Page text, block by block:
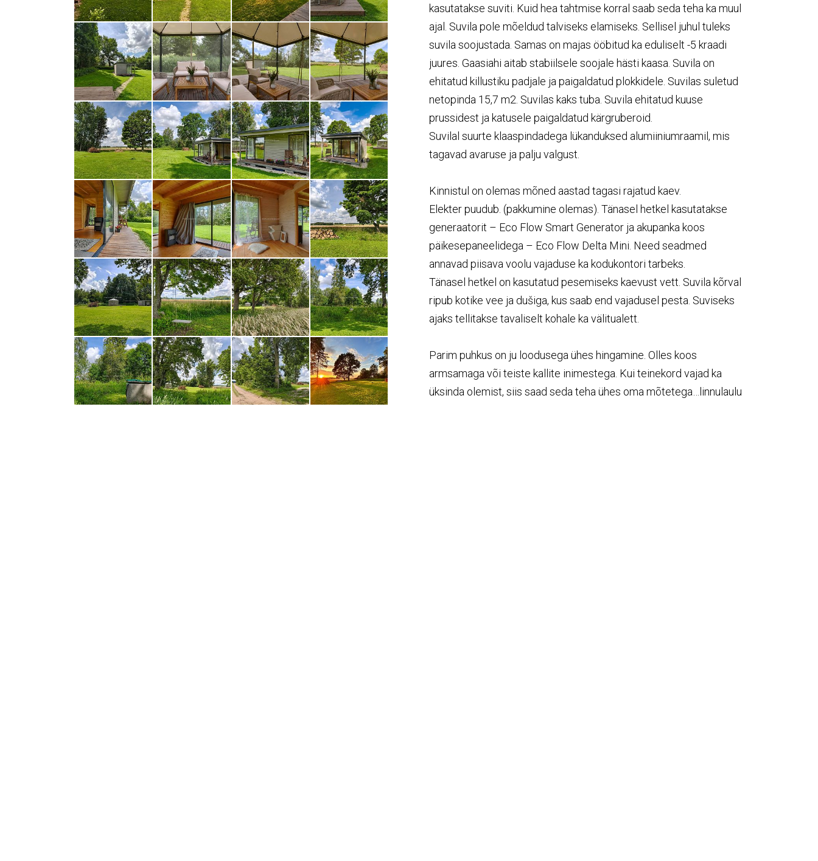
kasutatakse suviti. Kuid hea tahtmise korral saab seda teha ka muul
ajal. Suvila pole mõeldud talviseks elamiseks. Sellisel juhul tuleks
suvila soojustada. Samas on majas ööbitud ka eduliselt -5 kraadi
juures. Gaasiahi aitab stabiilsele soojale hästi kaasa. Suvila on
ehitatud killustiku padjale ja paigaldatud plokkidele. Suvilas suletud
netopinda 15,7 m2. Suvilas kaks tuba. Suvila ehitatud kuuse
prussidest ja katusele paigaldatud kärgruberoid.
Suvilal suurte klaaspindadega lükanduksed alumiiniumraamil, mis
tagavad avaruse ja palju valgust.
Kinnistul on olemas mõned aastad tagasi rajatud kaev.
Elekter puudub. (pakkumine olemas). Tänasel hetkel kasutatakse
generaatorit – Eco Flow Smart Generator ja akupanka koos
päikesepaneelidega – Eco Flow Delta Mini. Need seadmed
annavad piisava voolu vajaduse ka kodukontori tarbeks.
Tänasel hetkel on kasutatud pesemiseks kaevust vett. Suvila kõrval
ripub kotike vee ja dušiga, kus saab end vajadusel pesta. Suviseks
ajaks tellitakse tavaliselt kohale ka välitualett.
Parim puhkus on ju loodusega ühes hingamine. Olles koos
armsamaga või teiste kallite inimestega. Kui teinekord vajad ka
üksinda olemist, siis saad seda teha ühes oma mõtetega…linnulaulu